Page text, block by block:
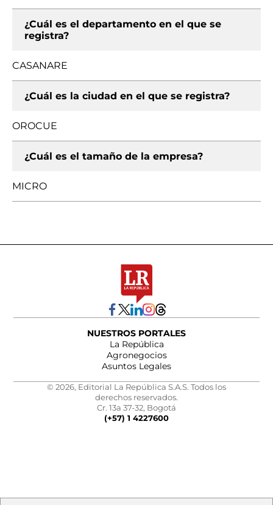
¿Cuál es el departamento en el que se
registra?
CASANARE
¿Cuál es la ciudad en el que se registra?
OROCUE
¿Cuál es el tamaño de la empresa?
MICRO
NUESTROS PORTALES
La República
Agronegocios
Asuntos Legales
© 2026, Editorial La República S.A.S. Todos los
derechos reservados.
Cr. 13a 37-32, Bogotá
(+57) 1 4227600